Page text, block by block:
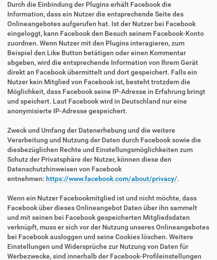
Durch die Einbindung der Plugins erhält Facebook die
Information, dass ein Nutzer die entsprechende Seite des
Onlineangebotes aufgerufen hat. Ist der Nutzer bei Facebook
eingeloggt, kann Facebook den Besuch seinem Facebook-Konto
zuordnen. Wenn Nutzer mit den Plugins interagieren, zum
Beispiel den Like Button betätigen oder einen Kommentar
abgeben, wird die entsprechende Information von Ihrem Gerät
direkt an Facebook übermittelt und dort gespeichert. Falls ein
Nutzer kein Mitglied von Facebook ist, besteht trotzdem die
Möglichkeit, dass Facebook seine IP-Adresse in Erfahrung bringt
und speichert. Laut Facebook wird in Deutschland nur eine
anonymisierte IP-Adresse gespeichert.
Zweck und Umfang der Datenerhebung und die weitere
Verarbeitung und Nutzung der Daten durch Facebook sowie die
diesbezüglichen Rechte und Einstellungsmöglichkeiten zum
Schutz der Privatsphäre der Nutzer, können diese den
Datenschutzhinweisen von Facebook
entnehmen: https://www.facebook.com/about/privacy/.
Wenn ein Nutzer Facebookmitglied ist und nicht möchte, dass
Facebook über dieses Onlineangebot Daten über ihn sammelt
und mit seinen bei Facebook gespeicherten Mitgliedsdaten
verknüpft, muss er sich vor der Nutzung unseres Onlineangebotes
bei Facebook ausloggen und seine Cookies löschen. Weitere
Einstellungen und Widersprüche zur Nutzung von Daten für
Werbezwecke, sind innerhalb der Facebook-Profileinstellungen